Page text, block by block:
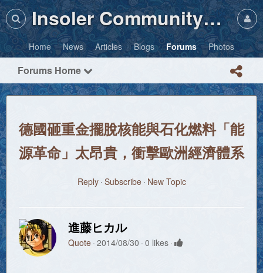
Insoler Community・Photos
Home News Articles Blogs Forums Photos
Forums Home
德國砸重金擺脫核能與石化燃料「能
源革命」太昂貴，衝擊歐洲經濟體系
Reply Subscribe New Topic
進藤ヒカル
Quote 2014/08/30 0 likes